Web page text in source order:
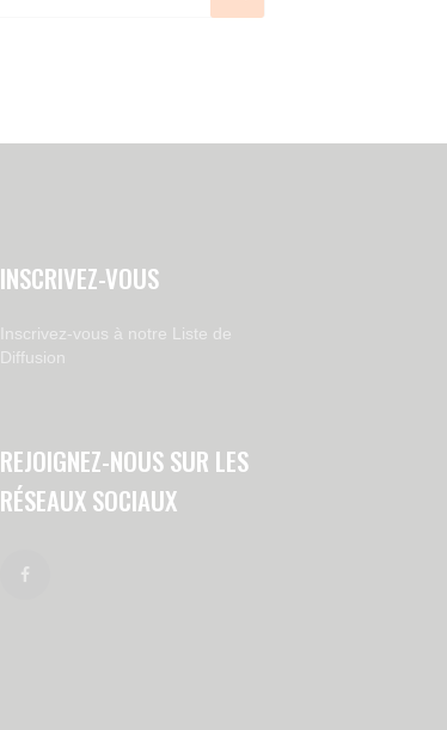
INSCRIVEZ-VOUS
Inscrivez-vous à notre Liste de
Diffusion
REJOIGNEZ-NOUS SUR LES
RÉSEAUX SOCIAUX